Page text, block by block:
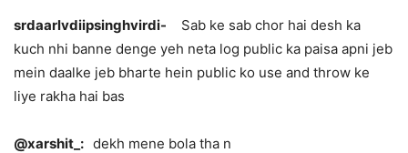
srdaarlvdiipsinghvirdi-
Sab ke sab chor hai desh ka
kuch nhi banne denge yeh neta log public ka paisa apni jeb
mein daalke jeb bharte hein public ko use and throw ke
liye rakha hai bas
@xarshit_: dekh mene bola tha n